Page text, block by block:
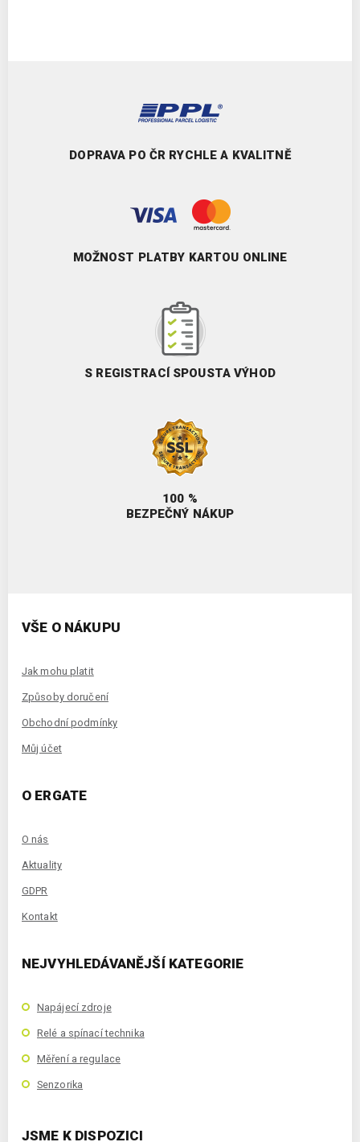
DOPRAVA PO ČR RYCHLE A KVALITNĚ
MOŽNOST PLATBY KARTOU ONLINE
S REGISTRACÍ SPOUSTA VÝHOD
100 %
BEZPEČNÝ NÁKUP
VŠE O NÁKUPU
Jak mohu platit
Způsoby doručení
Obchodní podmínky
Můj účet
O ERGATE
O nás
Aktuality
GDPR
Kontakt
NEJVYHLEDÁVANĚJŠÍ KATEGORIE
Napájecí zdroje
Relé a spínací technika
Měření a regulace
Senzorika
JSME K DISPOZICI